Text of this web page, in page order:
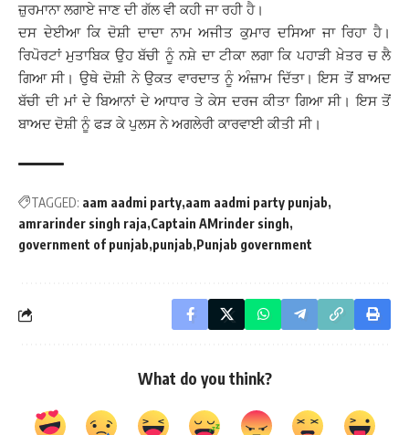
ਜ਼ੁਰਮਾਨਾ ਲਗਾਏ ਜਾਣ ਦੀ ਗੱਲ ਵੀ ਕਹੀ ਜਾ ਰਹੀ ਹੈ।
ਦਸ ਦੇਈਆ ਕਿ ਦੋਸ਼ੀ ਦਾਦਾ ਨਾਮ ਅਜੀਤ ਕੁਮਾਰ ਦਸਿਆ ਜਾ ਰਿਹਾ ਹੈ।
ਰਿਪੋਰਟਾਂ ਮੁਤਾਬਿਕ ਉਹ ਬੱਚੀ ਨੂੰ ਨਸ਼ੇ ਦਾ ਟੀਕਾ ਲਗਾ ਕਿ ਪਹਾੜੀ ਖ਼ੇਤਰ ਚ ਲੈ
ਗਿਆ ਸੀ। ਉਥੇ ਦੋਸ਼ੀ ਨੇ ਉਕਤ ਵਾਰਦਾਤ ਨੂੰ ਅੰਜ਼ਾਮ ਦਿੱਤਾ। ਇਸ ਤੋਂ ਬਾਅਦ
ਬੱਚੀ ਦੀ ਮਾਂ ਦੇ ਬਿਆਨਾਂ ਦੇ ਆਧਾਰ ਤੇ ਕੇਸ ਦਰਜ ਕੀਤਾ ਗਿਆ ਸੀ। ਇਸ ਤੋਂ
ਬਾਅਦ ਦੋਸ਼ੀ ਨੂੰ ਫੜ ਕੇ ਪੁਲਸ ਨੇ ਅਗਲੇਰੀ ਕਾਰਵਾਈ ਕੀਤੀ ਸੀ।
TAGGED: aam aadmi party aam aadmi party punjab
amrarinder singh raja Captain AMrinder singh
government of punjab punjab Punjab government
What do you think?